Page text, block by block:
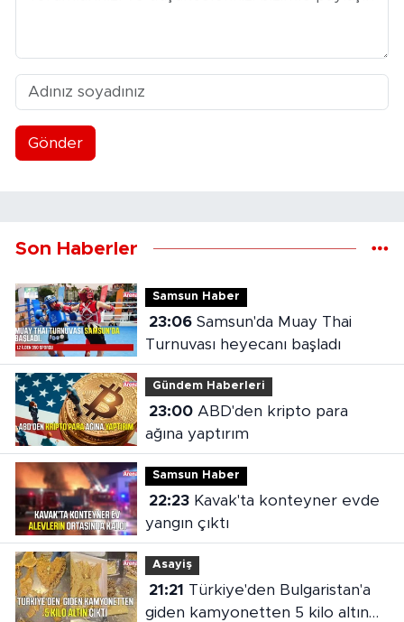
Gönder
Son Haberler
Samsun Haber
23:06Samsun'da Muay Thai
Turnuvası heyecanı başladı
Gündem Haberleri
23:00ABD'den kripto para
ağına yaptırım
Samsun Haber
22:23Kavak'ta konteyner evde
yangın çıktı
Asayiş
21:21
giden kamyonetten 5 kilo altın